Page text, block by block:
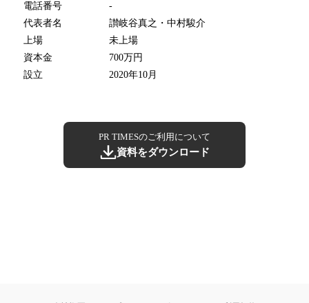
電話番号
-
代表者名
讃岐谷真之・中村駿介
上場
未上場
資本金
700万円
設立
2020年10月
PR TIMESのご利用について
資料をダウンロード